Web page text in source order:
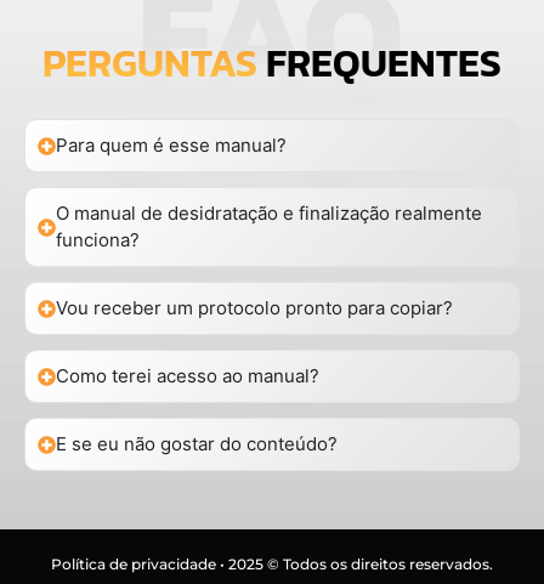
PERGUNTASFREQUENTES
Para quem é esse manual?
O manual de desidratação e finalização realmente
funciona?
Vou receber um protocolo pronto para copiar?
Como terei acesso ao manual?
E se eu não gostar do conteúdo?
Política de privacidade • 2025 © Todos os direitos reservados.